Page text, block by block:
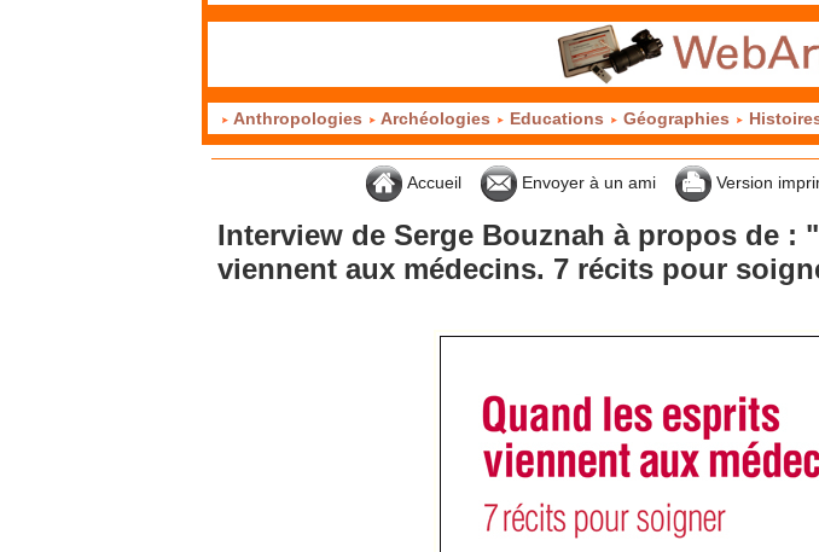
Anthropologies Archéologies Educations Géographies
Accueil Envoyer à un ami Version
Interview de Serge Bouznah à propos de :
viennent aux médecins. 7 récits pour